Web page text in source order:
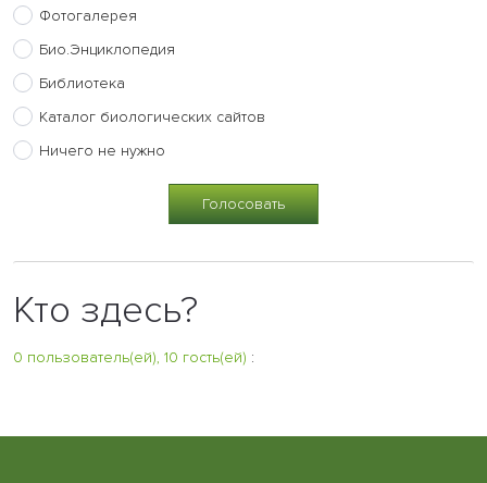
Фотогалерея
Био.Энциклопедия
Библиотека
Каталог биологических сайтов
Ничего не нужно
Кто здесь?
0 пользователь(ей), 10 гость(ей) :